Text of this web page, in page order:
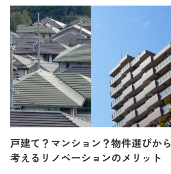
戸建て？マンション？物件選びから
考えるリノベーションのメリット